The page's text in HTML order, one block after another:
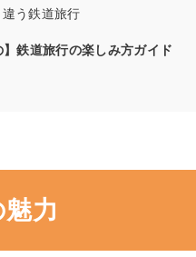
う鉄道旅行
鉄道旅行の楽しみ方ガイド
力